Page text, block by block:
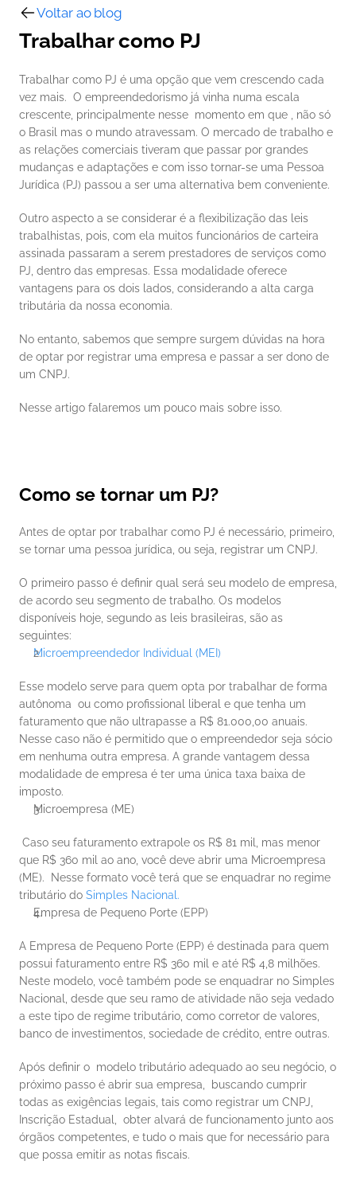
Voltar ao blog
Trabalhar como PJ
Trabalhar como PJ é uma opção que vem crescendo cada
vez mais.  O empreendedorismo já vinha numa escala
crescente, principalmente nesse  momento em que , não só
o Brasil mas o mundo atravessam. O mercado de trabalho e
as relações comerciais tiveram que passar por grandes
mudanças e adaptações e com isso tornar-se uma Pessoa
Jurídica (PJ) passou a ser uma alternativa bem conveniente.
Outro aspecto a se considerar é a flexibilização das leis
trabalhistas, pois, com ela muitos funcionários de carteira
assinada passaram a serem prestadores de serviços como
PJ, dentro das empresas. Essa modalidade oferece
vantagens para os dois lados, considerando a alta carga
tributária da nossa economia.
No entanto, sabemos que sempre surgem dúvidas na hora
de optar por registrar uma empresa e passar a ser dono de
um CNPJ.
Nesse artigo falaremos um pouco mais sobre isso.
Como se tornar um PJ?
Antes de optar por trabalhar como PJ é necessário, primeiro,
se tornar uma pessoa jurídica, ou seja, registrar um CNPJ.
O primeiro passo é definir qual será seu modelo de empresa,
de acordo seu segmento de trabalho. Os modelos
disponíveis hoje, segundo as leis brasileiras, são as
seguintes:
Microempreendedor Individual (MEI)
Esse modelo serve para quem opta por trabalhar de forma
autônoma  ou como profissional liberal e que tenha um
faturamento que não ultrapasse a R$ 81.000,00 anuais.
Nesse caso não é permitido que o empreendedor seja sócio
em nenhuma outra empresa. A grande vantagem dessa
modalidade de empresa é ter uma única taxa baixa de
imposto.
Microempresa (ME)
que R$ 360 mil ao ano, você deve abrir uma Microempresa
(ME).  Nesse formato você terá que se enquadrar no regime
tributário do Simples Nacional.
Empresa de Pequeno Porte (EPP)
A Empresa de Pequeno Porte (EPP) é destinada para quem
possui faturamento entre R$ 360 mil e até R$ 4,8 milhões.
Neste modelo, você também pode se enquadrar no Simples
Nacional, desde que seu ramo de atividade não seja vedado
a este tipo de regime tributário, como corretor de valores,
banco de investimentos, sociedade de crédito, entre outras.
Após definir o  modelo tributário adequado ao seu negócio, o
próximo passo é abrir sua empresa,  buscando cumprir
todas as exigências legais, tais como registrar um CNPJ,
Inscrição Estadual,  obter alvará de funcionamento junto aos
órgãos competentes, e tudo o mais que for necessário para
que possa emitir as notas fiscais.